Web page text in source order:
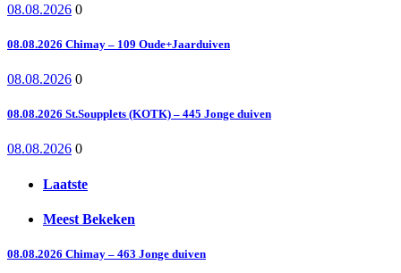
08.08.2026 0
08.08.2026 Chimay – 109 Oude+Jaarduiven
08.08.2026 0
08.08.2026 St.Soupplets (KOTK) – 445 Jonge duiven
08.08.2026 0
Laatste
Meest Bekeken
08.08.2026 Chimay – 463 Jonge duiven